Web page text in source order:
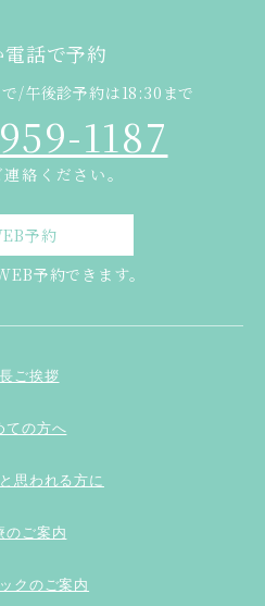
話で予約
/午後診予約は18:30まで
1187
絡ください。
予約
予約できます。
ご挨拶
ての方へ
思われる方に
のご案内
クのご案内